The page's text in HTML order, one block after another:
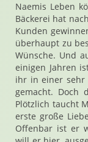
Naemis Leben
Bäckerei hat
Kunden
überhaupt zu
Wünsche. Und
einigen Jahren
ihr in einer sehr
gemacht. Doch
Plötzlich taucht
erste große
Offenbar ist er